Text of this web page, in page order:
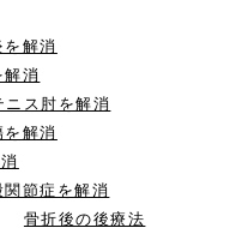
解消
消
ニス肘を解消
解消
関節症を解消
骨折後の後療法